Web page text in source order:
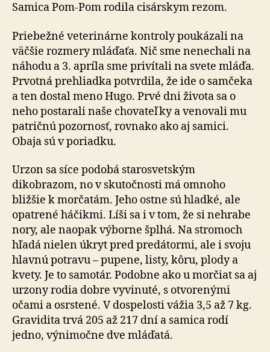
Samica Pom-Pom rodila cisárskym rezom.
Priebežné veterinárne kontroly poukázali na
väčšie rozmery mláďaťa. Nič sme nenechali na
náhodu a 3. apríla sme privítali na svete mláďa.
Prvotná prehliadka potvrdila, že ide o samčeka
a ten dostal meno Hugo. Prvé dni života sa o
neho postarali naše chovateľky a venovali mu
patričnú pozornosť, rovnako ako aj samici.
Obaja sú v poriadku.
Urzon sa síce podobá starosvetským
dikobrazom, no v skutočnosti má omnoho
bližšie k morčatám. Jeho ostne sú hladké, ale
opatrené háčikmi. Líši sa i v tom, že si nehrabe
nory, ale naopak výborne šplhá. Na stromoch
hľadá nielen úkryt pred predátormi, ale i svoju
hlavnú potravu – pupene, listy, kôru, plody a
kvety. Je to samotár. Podobne ako u morčiat sa aj
urzony rodia dobre vyvinuté, s otvorenými
očami a osrstené. V dospelosti vážia 3,5 až 7 kg.
Gravidita trvá 205 až 217 dní a samica rodí
jedno, výnimočne dve mláďatá.